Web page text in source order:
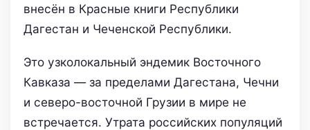
внесён в Красные книги Республики
Дагестан и Чеченской Республики.
Это узколокальный эндемик Восточного
Кавказа — за пределами Дагестана, Чечни
и северо-восточной Грузии в мире не
встречается. Утрата российских популяций